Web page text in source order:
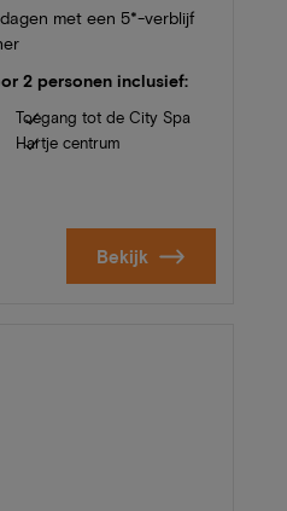
met een 5*-verblijf
2 personen inclusief:
Toegang tot de City Spa
Hartje centrum
Bekijk